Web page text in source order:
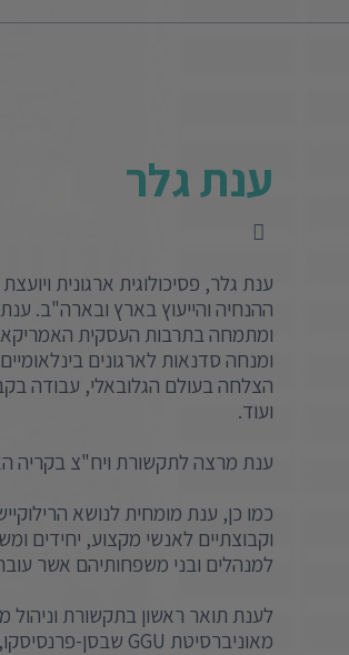
ענת גלר
ההנחיה והייעוץ בארץ ובארה"ב.
ומתמחה בתרבות העסקית
ומנחה סדנאות לארגונים
הצלחה בעולם הגלובאלי, עבודה
ועוד.
ענת מרצה לתקשורת ויח"צ בקריה
כמו כן, ענת מומחית לנושא
וקבוצתיים לאנשי מקצוע, יחידים
למנהלים ובני משפחותיהם אשר
לענת תואר ראשון בתקשורת וניהול
מאוניברסיטת GGU שבסן-פרנסיסקו, קליפורניה.